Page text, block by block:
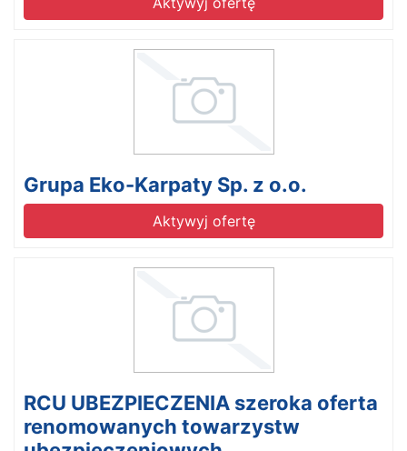
Grupa Eko-Karpaty Sp. z o.o.
Aktywyj ofertę
RCU UBEZPIECZENIA szeroka oferta
renomowanych towarzystw